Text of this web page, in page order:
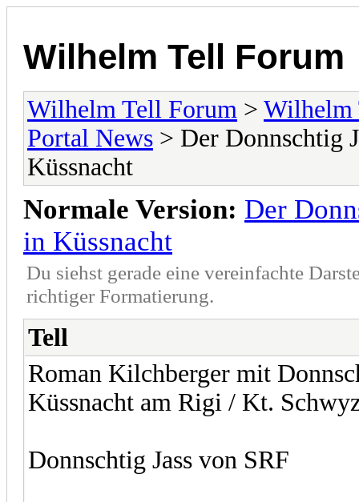
Wilhelm Tell Forum
Wilhelm Tell Forum > Wilhelm
Portal News > Der Donnschtig
Küssnacht
Normale Version: Der
in Küssnacht
Du siehst gerade eine vereinfachte
richtiger Formatierung.
Tell
Roman Kilchberger mit
Küssnacht am Rigi / Kt.
Donnschtig Jass von SRF